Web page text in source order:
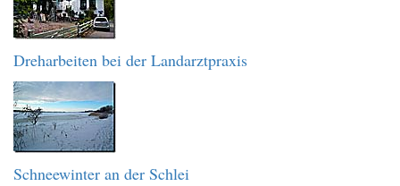
Dreharbeiten bei der Landarztpraxis
Schneewinter an der Schlei